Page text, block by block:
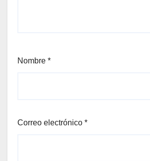
Nombre *
Correo electrónico *